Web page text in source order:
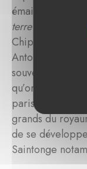
émailleurs
terredont
Chipault,
Antoine
souvent des
qu’on voit se
parisienne
grands du
de se
Saintonge